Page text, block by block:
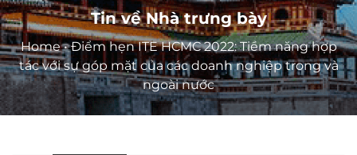
Tin về Nhà trưng bày
Home•Điểm hẹn ITE HCMC 2022: Tiềm năng hợp
tác với sự góp mặt của các doanh nghiệp trong và
ngoài nước